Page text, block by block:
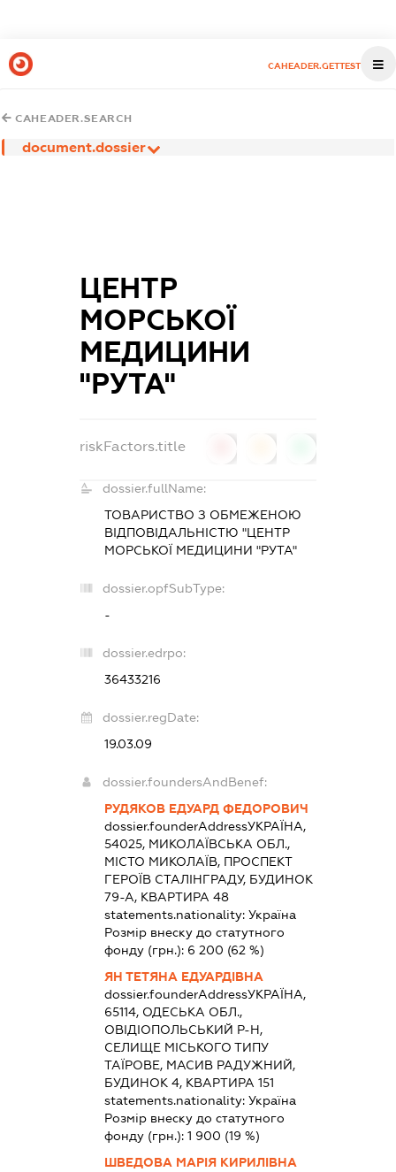
CAHEADER.GETTEST
CAHEADER.SEARCH
document.dossier
ЦЕНТР
МОРСЬКОЇ
МЕДИЦИНИ
"РУТА"
riskFactors.title
dossier.fullName:
ТОВАРИСТВО З ОБМЕЖЕНОЮ
ВІДПОВІДАЛЬНІСТЮ "ЦЕНТР
МОРСЬКОЇ МЕДИЦИНИ "РУТА"
dossier.opfSubType:
-
dossier.edrpo:
36433216
dossier.regDate:
19.03.09
dossier.foundersAndBenef:
РУДЯКОВ ЕДУАРД ФЕДОРОВИЧ
dossier.founderAddressУКРАЇНА,
54025, МИКОЛАЇВСЬКА ОБЛ.,
МІСТО МИКОЛАЇВ, ПРОСПЕКТ
ГЕРОЇВ СТАЛІНГРАДУ, БУДИНОК
79-А, КВАРТИРА 48
statements.nationality:Україна
Розмір внеску до статутного
фонду (грн.): 6 200 (62 %)
ЯН ТЕТЯНА ЕДУАРДІВНА
dossier.founderAddressУКРАЇНА,
65114, ОДЕСЬКА ОБЛ.,
ОВІДІОПОЛЬСЬКИЙ Р-Н,
СЕЛИЩЕ МІСЬКОГО ТИПУ
ТАЇРОВЕ, МАСИВ РАДУЖНИЙ,
БУДИНОК 4, КВАРТИРА 151
statements.nationality:Україна
Розмір внеску до статутного
фонду (грн.):1 900 (19 %)
ШВЕДОВА МАРІЯ КИРИЛІВНА